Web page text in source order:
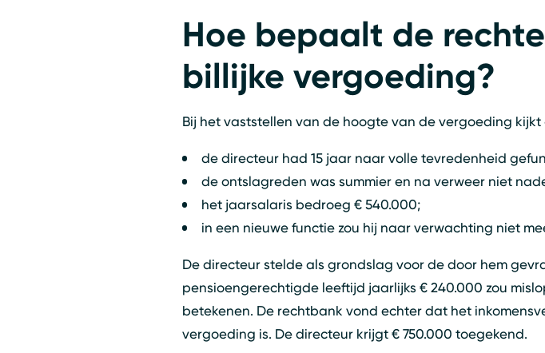
Hoe bepaalt de
billijke vergoeding?
​​Bij het vaststellen van de hoogte van de vergoeding
de directeur had 15 jaar naar volle tevredenheid
de ontslagreden was summier en na verweer niet
het jaarsalaris bedroeg € 540.000;
in een nieuwe functie zou hij naar verwachting niet
De directeur stelde als grondslag voor de door hem
pensioengerechtigde leeftijd jaarlijks € 240.000 zou
betekenen. De rechtbank vond echter dat het
vergoeding is. De directeur krijgt € 750.000 toegekend.